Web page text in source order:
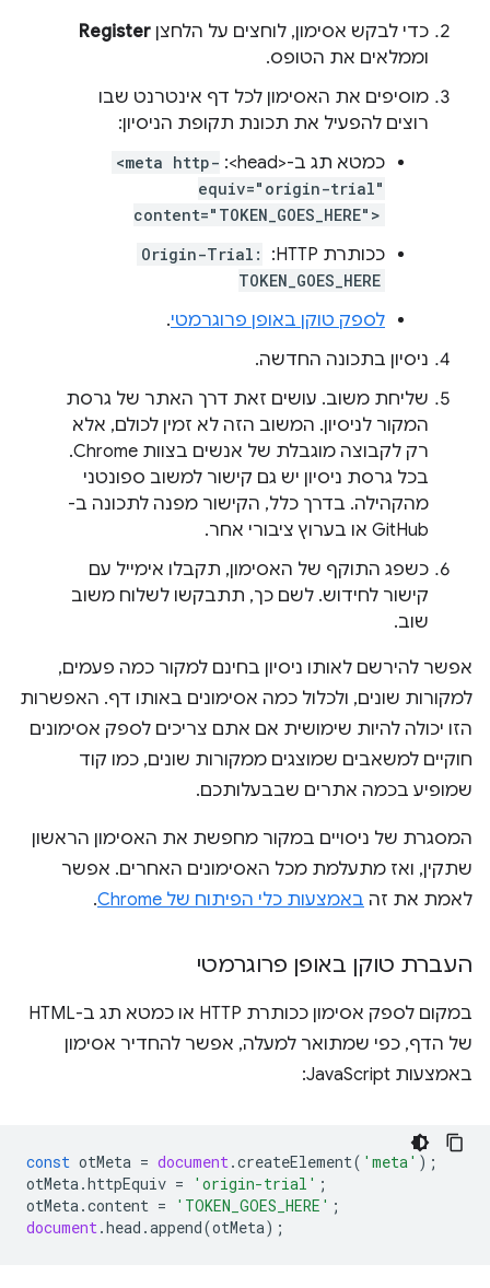
כדי לבקש אסימון, לוחצים על הלחצן Register
וממלאים את הטופס.
מוסיפים את האסימון לכל דף אינטרנט שבו
רוצים להפעיל את תכונת תקופת הניסיון:
כמטא תג ב-<head>:
<meta http-
equiv="origin-trial"
content="TOKEN_GOES_HERE">
ככותרת HTTP: ‏
Origin-Trial:
TOKEN_GOES_HERE
לספק טוקן באופן פרוגרמטי.
ניסיון בתכונה החדשה.
שליחת משוב. עושים זאת דרך האתר של גרסת
המקור לניסיון. המשוב הזה לא זמין לכולם, אלא
רק לקבוצה מוגבלת של אנשים בצוות Chrome.
בכל גרסת ניסיון יש גם קישור למשוב ספונטני
מהקהילה. בדרך כלל, הקישור מפנה לתכונה ב-
GitHub או בערוץ ציבורי אחר.
כשפג התוקף של האסימון, תקבלו אימייל עם
קישור לחידוש. לשם כך, תתבקשו לשלוח משוב
שוב.
אפשר להירשם לאותו ניסיון בחינם למקור כמה פעמים,
למקורות שונים, ולכלול כמה אסימונים באותו דף. האפשרות
הזו יכולה להיות שימושית אם אתם צריכים לספק אסימונים
חוקיים למשאבים שמוצגים ממקורות שונים, כמו קוד
שמופיע בכמה אתרים שבבעלותכם.
המסגרת של ניסויים במקור מחפשת את האסימון הראשון
שתקין, ואז מתעלמת מכל האסימונים האחרים. אפשר
לאמת את זה באמצעות כלי הפיתוח של Chrome .
העברת טוקן באופן פרוגרמטי
במקום לספק אסימון ככותרת HTTP או כמטא תג ב-HTML
של הדף, כפי שמתואר למעלה, אפשר להחדיר אסימון
באמצעות JavaScript:
const otMeta = document.createElement( 'meta' );
otMeta.httpEquiv = 'origin-trial' ;
otMeta.content = 'TOKEN_GOES_HERE' ;
document.head .append(otMeta);